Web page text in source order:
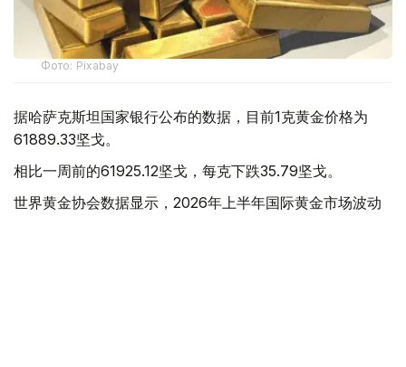
Фото: Pixabay
据哈萨克斯坦国家银行公布的数据，目前1克黄金价格为
61889.33坚戈。
相比一周前的61925.12坚戈，每克下跌35.79坚戈。
世界黄金协会数据显示，2026年上半年国际黄金市场波动